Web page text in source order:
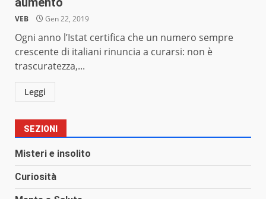
VEB Gen 22, 2019
Ogni anno l’Istat certifica che un numero sempre
crescente di italiani rinuncia a curarsi: non è
trascuratezza,...
Leggi
SEZIONI
Misteri e insolito
Curiosità